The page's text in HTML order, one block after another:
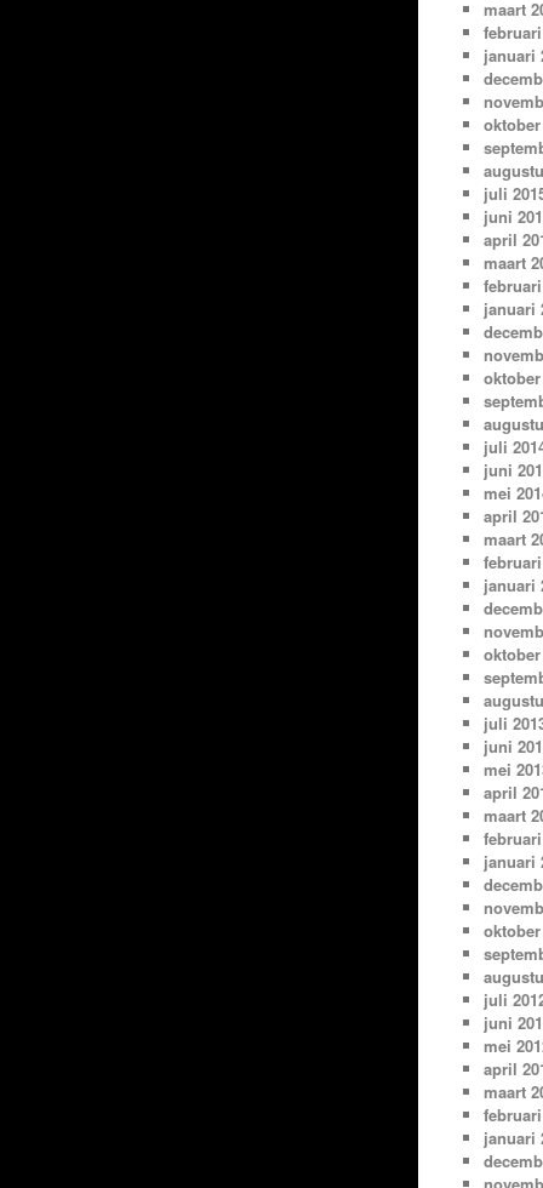
maart
januari
oktober
juli
juni
april
maart
januari
oktober
juli
juni
mei
april
maart
januari
oktober
juli
juni
mei
april
maart
januari
oktober
juli
juni
mei
april
maart
januari